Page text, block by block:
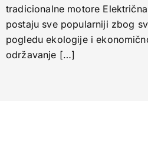
tradicionalne motore
postaju sve popularniji zbog
pogledu ekologije i
održavanje […]